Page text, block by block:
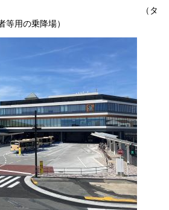
タリー） （タ
等用の乗降場）